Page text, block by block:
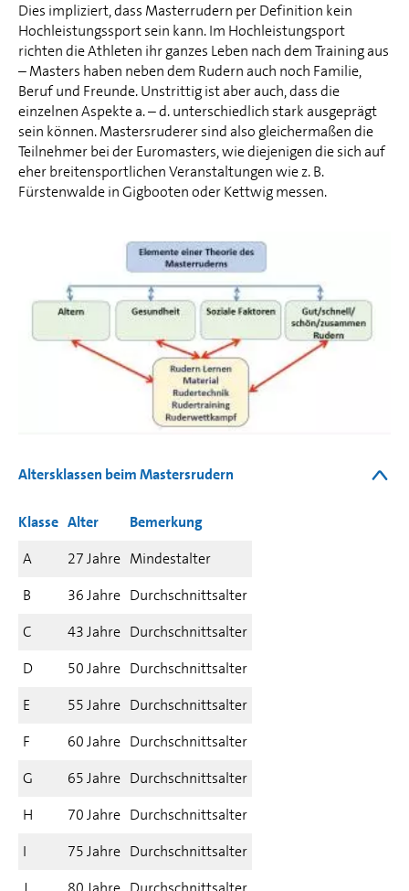
Dies impliziert, dass Masterrudern per Definition kein
Hochleistungssport sein kann. Im Hochleistungsport
richten die Athleten ihr ganzes Leben nach dem Training aus
– Masters haben neben dem Rudern auch noch Familie,
Beruf und Freunde. Unstrittig ist aber auch, dass die
einzelnen Aspekte a. – d. unterschiedlich stark ausgeprägt
sein können. Mastersruderer sind also gleichermaßen die
Teilnehmer bei der Euromasters, wie diejenigen die sich auf
eher breitensportlichen Veranstaltungen wie z. B.
Fürstenwalde in Gigbooten oder Kettwig messen.
Altersklassen beim Mastersrudern
Klasse Alter
Bemerkung
A
27 Jahre Mindestalter
B
36 Jahre Durchschnittsalter
C
43 Jahre Durchschnittsalter
D
50 Jahre Durchschnittsalter
E
55 Jahre Durchschnittsalter
F
60 Jahre Durchschnittsalter
G
65 Jahre Durchschnittsalter
H
70 Jahre Durchschnittsalter
I
75 Jahre Durchschnittsalter